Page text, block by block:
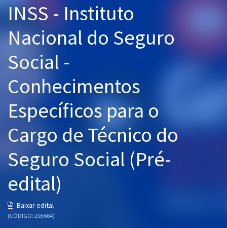
Cursos 20% OFF
Pós
Graduação
OAB
Questões grátis
Aprovados
Atendimento
INSS - Instituto
Nacional do Seguro
Social -
Conhecimentos
Específicos para o
Cargo de Técnico do
Seguro Social (Pré-
edital)
Baixar edital
(CÓDIGO: 203664)